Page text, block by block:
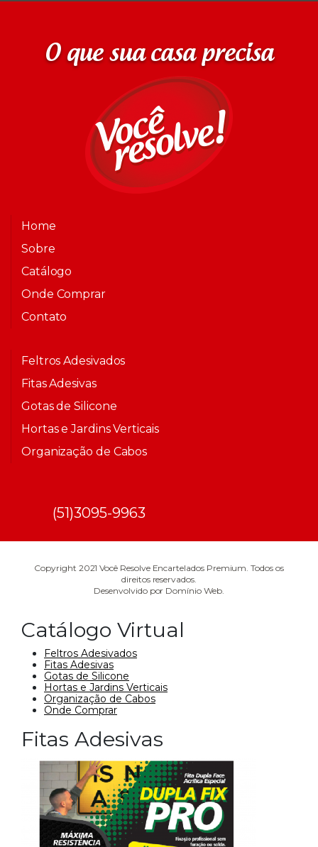
O que sua casa precisa
Home
Sobre
Catálogo
Onde Comprar
Contato
Feltros Adesivados
Fitas Adesivas
Gotas de Silicone
Hortas e Jardins Verticais
Organização de Cabos
(51)3095-9963
Copyright 2021 Você Resolve Encartelados Premium. Todos os
direitos reservados.
Desenvolvido por Domínio Web.
Catálogo Virtual
Feltros Adesivados
Fitas Adesivas
Gotas de Silicone
Hortas e Jardins Verticais
Organização de Cabos
Onde Comprar
Fitas Adesivas